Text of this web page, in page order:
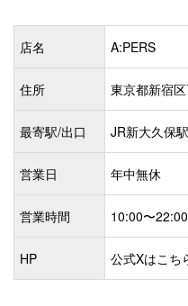
店名 A:PERS
住所 東京都新宿
最寄駅/出口 JR新大久保
営業日 年中無休
営業時間 10:00〜22:00
HP 公式Xはこち